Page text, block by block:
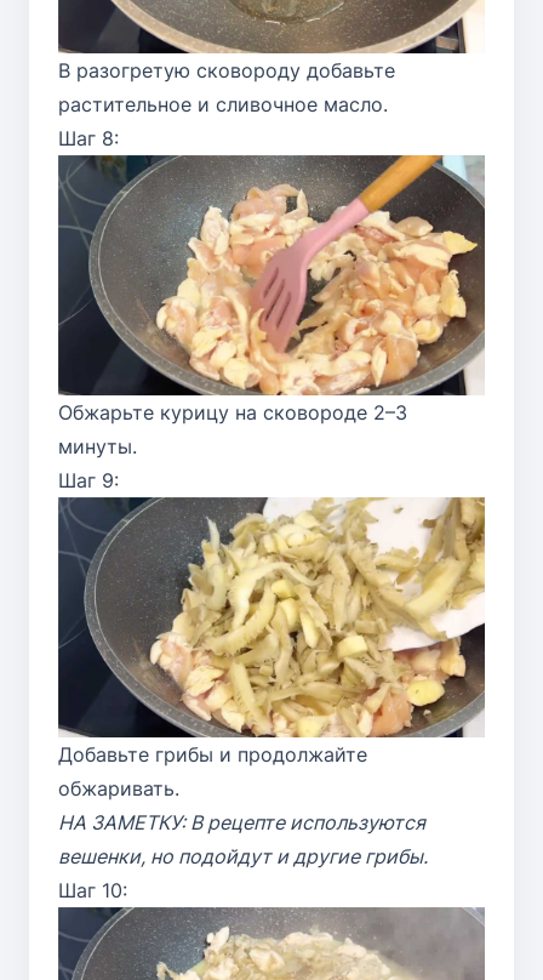
В разогретую сковороду добавьте
растительное и сливочное масло.
Шаг 8:
Обжарьте курицу на сковороде 2–3
минуты.
Шаг 9:
Добавьте грибы и продолжайте
обжаривать.
НА ЗАМЕТКУ: В рецепте используются
вешенки, но подойдут и другие грибы.
Шаг 10: